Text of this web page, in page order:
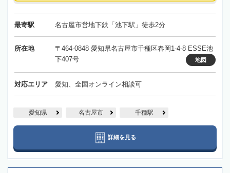
最寄駅 名古屋市営地下鉄「池下駅」徒歩2分
所在地
〒464-0848 愛知県名古屋市千種区春岡1-4-8 ESSE池
下407号
地図
対応エリア 愛知、全国オンライン相談可
愛知県 名古屋市 千種駅
詳細を見る